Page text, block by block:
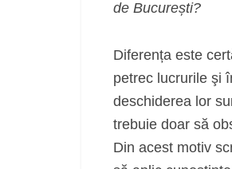
de București?
Diferența este
petrec lucrurile şi
deschiderea lor
trebuie doar să
Din acest motiv